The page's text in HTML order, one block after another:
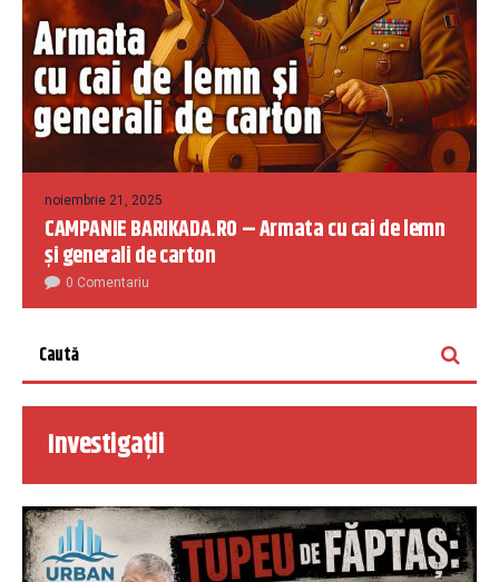
noiembrie 21, 2025
CAMPANIE BARIKADA.RO – Armata cu cai de lemn
și generali de carton
0 Comentariu
Investigații